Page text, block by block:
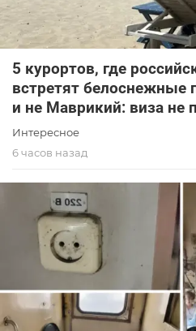
5 курортов, где
встретят
и не Маврикий: виза не
Интересное
6 часов назад